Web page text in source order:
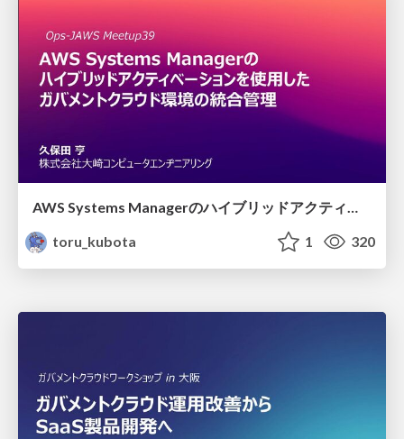
AWS Systems Managerのハイブリッドアクティベーションを使用したガバメントクラウド環境の統合管理
toru_kubota
1 320